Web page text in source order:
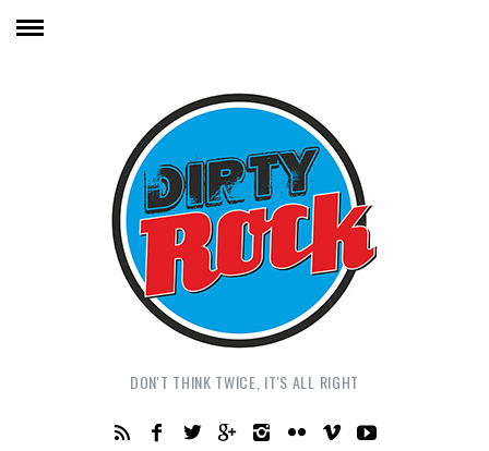
DON'T THINK TWICE, IT'S ALL RIGHT